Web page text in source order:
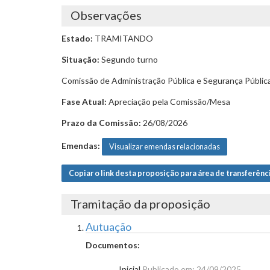
Observações
Estado: TRAMITANDO
Situação: Segundo turno
Comissão de Administração Pública e Segurança
Fase Atual: Apreciação pela Comissão/Mesa
Prazo da Comissão: 26/08/2026
Emendas: Visualizar emendas relacionadas
Copiar o link desta proposição para área de
Tramitação da proposição
Autuação
Documentos: